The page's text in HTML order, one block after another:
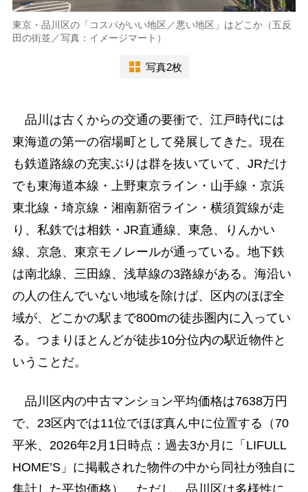
東京・品川区の「コスパがいい地区／悪い地区」はどこか（五反
田の街並／写真：イメージマート）
写真2枚
品川は古くからの交通の要衝で、江戸時代には
東海道の第一の宿場町として発展してきた。現在
も鉄道路線の充実ぶりは群を抜いていて、JRだけ
でも東海道本線・上野東京ライン・山手線・京浜
東北線・埼京線・湘南新宿ライン・横須賀線が走
り、私鉄では相鉄・JR直通線、東急、りんかい
線、京急、東京モノレールが通っている。地下鉄
は南北線、三田線、浅草線の3路線がある。海沿い
の人の住んでいない地域を除けば、区内のほぼ全
域が、どこかの駅まで800mの徒歩圏内に入ってい
る。つまりほとんどが徒歩10分位内の駅近物件と
いうことだ。
品川区内の中古マンション平均価格は7638万円
で、23区内では11位でほぼ真ん中に位置する（70
平米、2026年2月1日時点：過去3か月に「LIFULL
HOME’S」に掲載された物件の中から同社が独自に